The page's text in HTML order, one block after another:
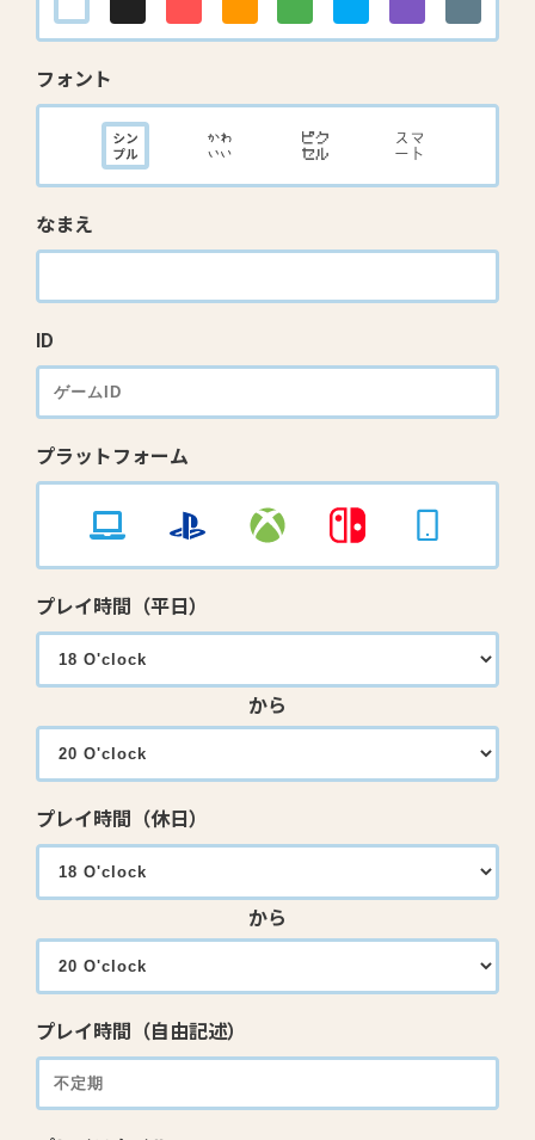
フォント
なまえ
ID
プラットフォーム
プレイ時間（平日）
から
プレイ時間（休日）
から
プレイ時間（自由記述）